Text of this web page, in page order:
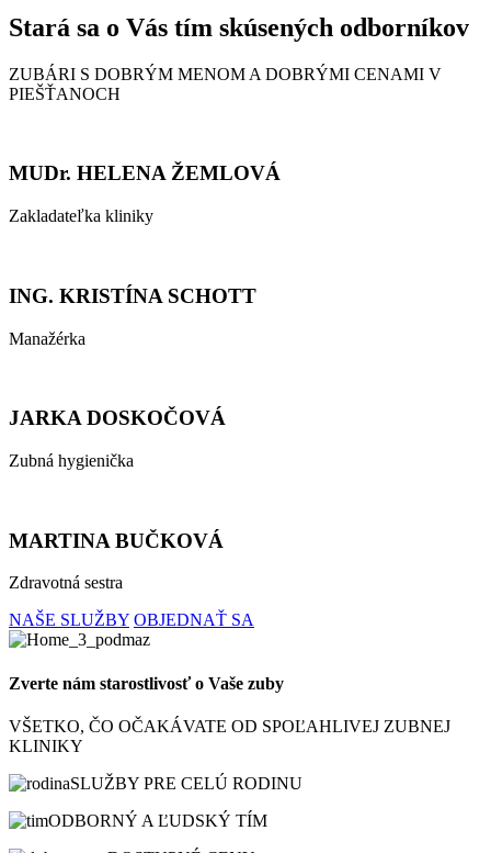
Stará sa o Vás tím skúsených odborníkov
ZUBÁRI S DOBRÝM MENOM A DOBRÝMI CENAMI V
PIEŠŤANOCH
MUDr. HELENA ŽEMLOVÁ
Zakladateľka kliniky
ING. KRISTÍNA SCHOTT
Manažérka
JARKA DOSKOČOVÁ
Zubná hygienička
MARTINA BUČKOVÁ
Zdravotná sestra
NAŠE SLUŽBY OBJEDNAŤ SA
Zverte nám starostlivosť o Vaše zuby
VŠETKO, ČO OČAKÁVATE OD SPOĽAHLIVEJ ZUBNEJ
KLINIKY
SLUŽBY PRE CELÚ RODINU
ODBORNÝ A ĽUDSKÝ TÍM